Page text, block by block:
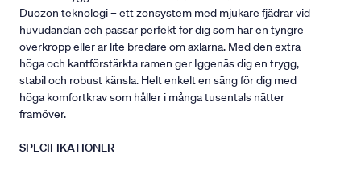
Duozon teknologi – ett zonsystem med mjukare fjädrar vid
huvudändan och passar perfekt för dig som har en tyngre
överkropp eller är lite bredare om axlarna. Med den extra
höga och kantförstärkta ramen ger Iggenäs dig en trygg,
stabil och robust känsla. Helt enkelt en säng för dig med
höga komfortkrav som håller i många tusentals nätter
framöver.
SPECIFIKATIONER